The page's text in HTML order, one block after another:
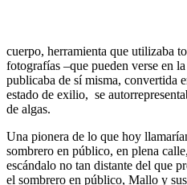
cuerpo, herramienta que utilizaba
fotografías –que pueden verse en
publicaba de sí misma, convertida
estado de exilio, se
de algas.
Una pionera de lo que hoy
sombrero en público, en plena
escándalo no tan distante del que
el sombrero en público, Mallo y